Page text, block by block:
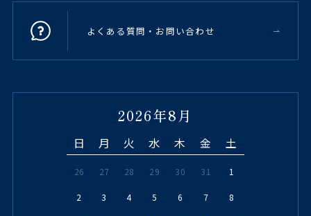
よくある質問・お問い合わせ
2026年8月
日 月 火 水 木 金 土
26 27 28 29 30 31 1
2 3 4 5 6 7 8